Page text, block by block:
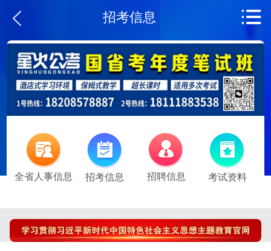
招考信息
全省人事信息 招考信息 招聘信息 考试资料